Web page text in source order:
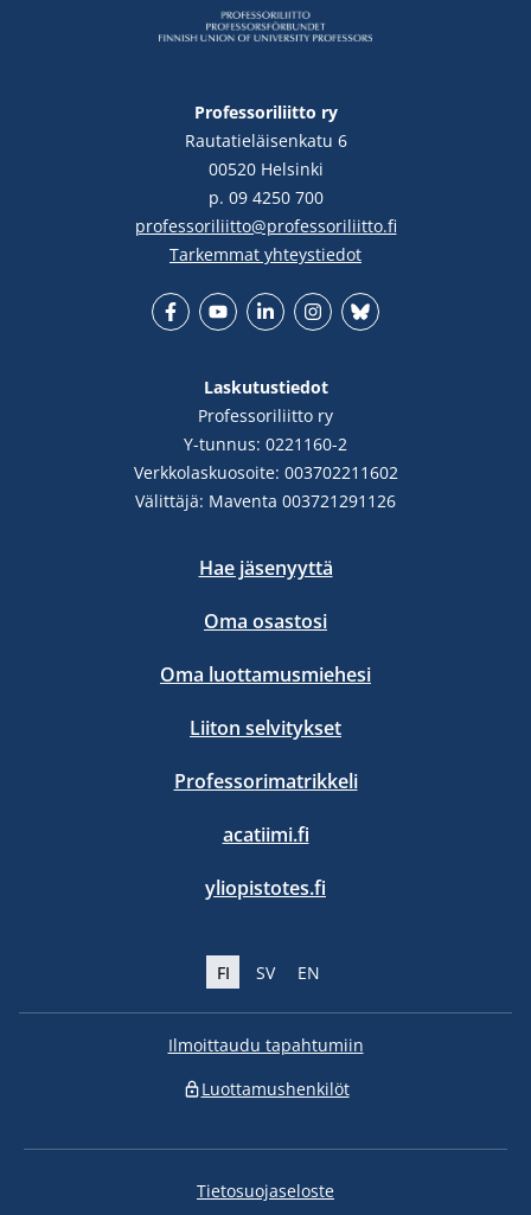
Professoriliitto ry
Rautatieläisenkatu 6
00520 Helsinki
p. 09 4250 700
professoriliitto@professoriliitto.fi
Tarkemmat yhteystiedot
Laskutustiedot
Professoriliitto ry
Y-tunnus: 0221160-2
Verkkolaskuosoite: 003702211602
Välittäjä: Maventa 003721291126
Hae jäsenyyttä
Oma osastosi
Oma luottamusmiehesi
Liiton selvitykset
Professorimatrikkeli
acatiimi.fi
yliopistotes.fi
FI SV EN
Ilmoittaudu tapahtumiin
Luottamushenkilöt
Tietosuojaseloste